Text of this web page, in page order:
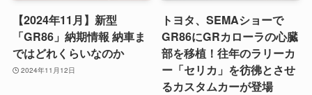
【2024年11月】新型
「GR86」納期情報 納車ま
ではどれくらいなのか
2024年11月12日
トヨタ、SEMAショーで
GR86にGRカローラの心臓
部を移植！往年のラリーカ
ー「セリカ」を彷彿とさせ
るカスタムカーが登場